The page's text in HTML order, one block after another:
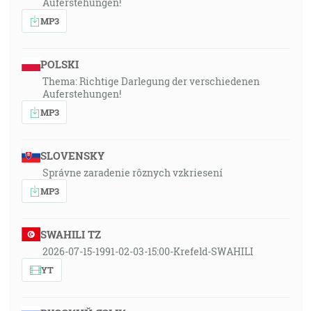
MP3
POLSKI
Thema: Richtige Darlegung der verschiedenen
Auferstehungen!
MP3
SLOVENSKY
Správne zaradenie rôznych vzkriesení
MP3
SWAHILI TZ
2026-07-15-1991-02-03-15:00-Krefeld-SWAHILI
YT